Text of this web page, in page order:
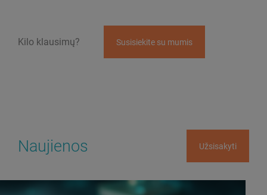
Kilo klausimų? Susisiekite su mumis
Naujienos Užsisakyti